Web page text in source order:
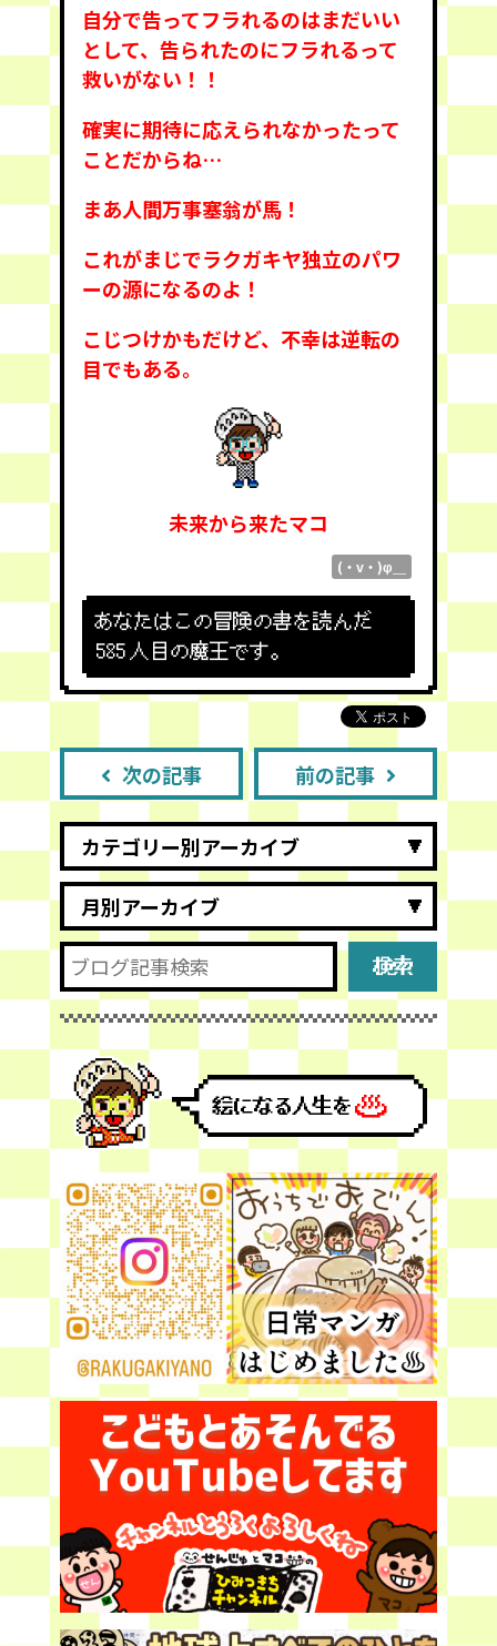
自分で告ってフラれるのはまだいい
として、告られたのにフラれるって
救いがない！！
確実に期待に応えられなかったって
ことだからね…
まあ人間万事塞翁が馬！
これがまじでラクガキヤ独立のパワ
ーの源になるのよ！
こじつけかもだけど、不幸は逆転の
目でもある。
未来から来たマコ
(・v・)φ＿
あなたはこの冒険の書を読んだ
585 人目の魔王です。
次の記事 前の記事